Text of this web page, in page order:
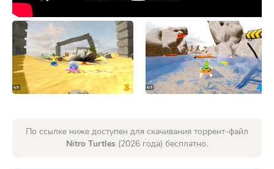
По ссылке ниже доступен для скачивания торрент-файл
Nitro Turtles (2026 года) бесплатно.